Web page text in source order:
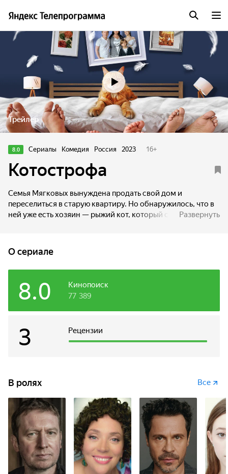
Трейлер
8.0 Сериалы Комедия Россия 2023 16+
Котострофа
Семья Мягковых вынуждена продать свой дом и
переселиться в старую квартиру. Но обнаружилось, что в
ней уже есть хозяин — рыжий кот, который совершенно
за другой. Глава семьи Михаил готов на решительный шаг,
чтобы избавиться от кота, но случайно наступает
на поврежденный удлинитель, и они получают мощный
сверхспособность слышать и понимать рыжего
проказника. В новых обстоятельствах Мягковы решают
оставить кота в доме, и с этого момента жизнь обычной
Развернуть
O сериале
Кинопоиск
8.0 77 389
Рецензии
3
В ролях Все